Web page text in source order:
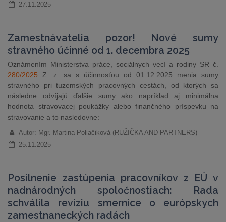
27.11.2025
Zamestnávatelia pozor! Nové sumy
stravného účinné od 1. decembra 2025
Oznámením Ministerstva práce, sociálnych vecí a rodiny SR č.
280/2025 Z. z. sa s účinnosťou od 01.12.2025 menia sumy
stravného pri tuzemských pracovných cestách, od ktorých sa
následne odvíjajú ďalšie sumy ako napríklad aj minimálna
hodnota stravovacej poukážky alebo finančného príspevku na
stravovanie a to nasledovne:
Autor: Mgr. Martina Poliačiková (RUŽIČKA AND PARTNERS)
25.11.2025
Posilnenie zastúpenia pracovníkov z EÚ v
nadnárodných spoločnostiach: Rada
schválila revíziu smernice o európskych
zamestnaneckých radách